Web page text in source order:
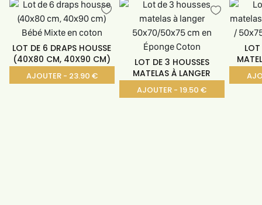
LOT DE 6 DRAPS HOUSSE
(40X80 CM, 40X90 CM)
AJOUTER - 23.90 €
LOT DE 3 HOUSSES
MATELAS À LANGER
AJOUTER - 19.50 €